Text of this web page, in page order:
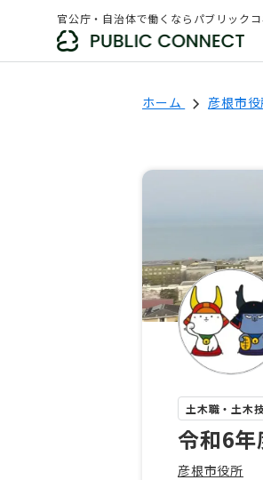
官公庁・自治体で働くならパブリックコ
ホーム 彦根市役
土木職・土木
令和6
彦根市役所